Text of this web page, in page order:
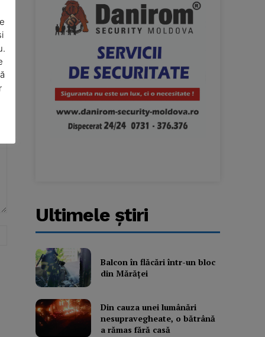
Website:
Ultimele ştiri
Balcon în flăcări într-un bloc
din Mărăţei
Din cauza unei lumânări
nesupravegheate, o bătrână
a rămas fără casă